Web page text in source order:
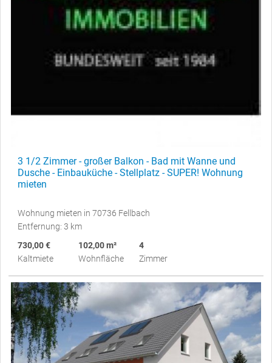
3 1/2 Zimmer - großer Balkon - Bad mit Wanne und
Dusche - Einbauküche - Stellplatz - SUPER! Wohnung
mieten
Wohnung mieten in 70736 Fellbach
Entfernung: 3 km
730,00 €
Kaltmiete
102,00 m²
Wohnfläche
4
Zimmer